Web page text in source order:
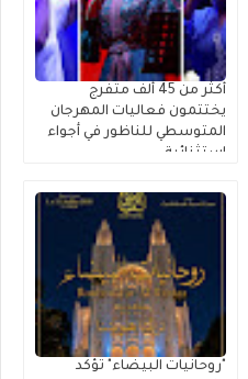
أكثر من 45 ألف متفرج
يختتمون فعاليات المهرجان
المتوسطي للناظور في أجواء
استثنائية
"روحانيات البيضاء" تؤكد